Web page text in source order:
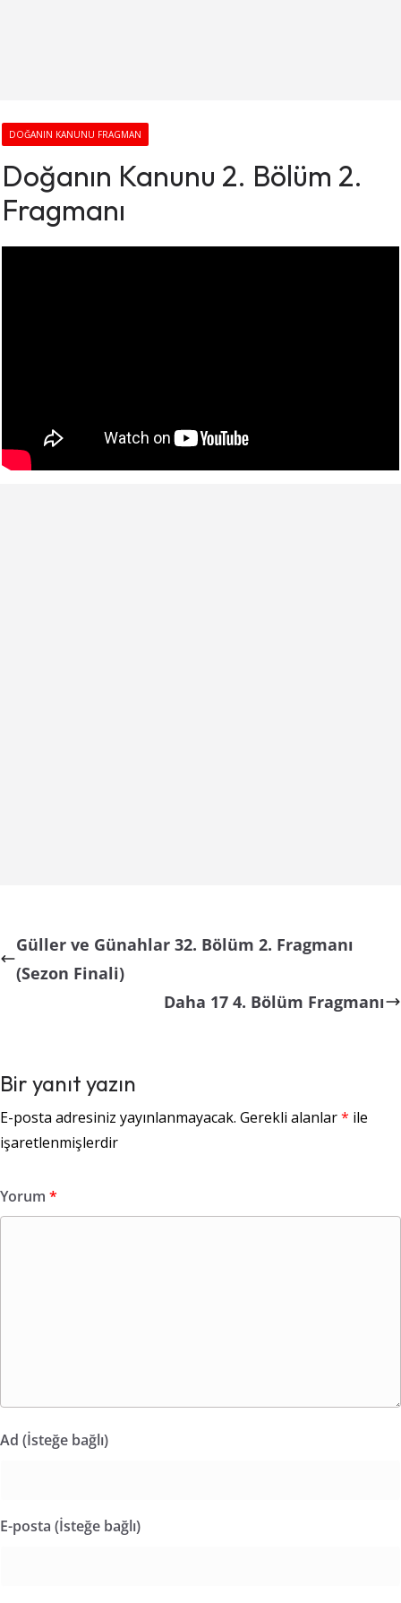
DOĞANIN KANUNU FRAGMAN
Doğanın Kanunu 2. Bölüm 2.
Fragmanı
Güller ve Günahlar 32. Bölüm 2. Fragmanı
(Sezon Finali)
Daha 17 4. Bölüm Fragmanı
Bir yanıt yazın
E-posta adresiniz yayınlanmayacak. Gerekli alanlar* ile
işaretlenmişlerdir
Yorum *
Ad (İsteğe bağlı)
E-posta (İsteğe bağlı)